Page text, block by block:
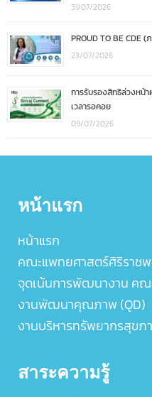
31/07/2026
PROUD TO BE
23/07/2026
การรับรองสิทธิล่วงหน้
เวลารอคอย
09/07/2026
หน้าแรก
หน้าแรก
คณะแพทยศาสตร์ศิริราช
จุดเน้นการพัฒนางาน คณ
งานพัฒนาคุณภาพ (QD)
งานบริหารทรัพยากรสุขภ
สาระความรู้